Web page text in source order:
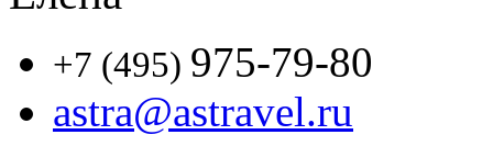
+7 (495) 975-79-80
astra@astravel.ru